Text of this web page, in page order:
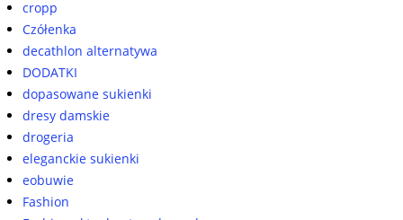
cropp
Czółenka
decathlon alternatywa
DODATKI
dopasowane sukienki
dresy damskie
drogeria
eleganckie sukienki
eobuwie
Fashion